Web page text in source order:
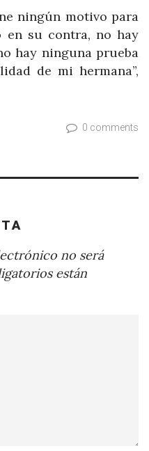
ningún motivo para
en su contra, no hay
hay ninguna prueba
de mi hermana”,
0 comments
no será
están